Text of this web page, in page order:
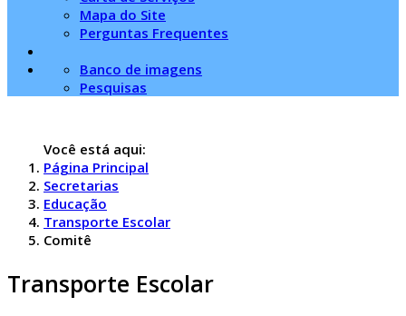
Mapa do Site
Perguntas Frequentes
Banco de imagens
Pesquisas
Você está aqui:
Página Principal
Secretarias
Educação
Transporte Escolar
Comitê
Transporte Escolar